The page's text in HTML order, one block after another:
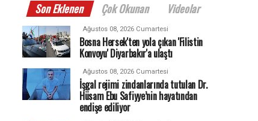
Son Eklenen Çok Okunan Videolar
Ağustos 08, 2026 Cumartesi
Bosna Hersek'ten yola çıkan 'Filistin
Konvoyu' Diyarbakır'a ulaştı
Ağustos 08, 2026 Cumartesi
İşgal rejimi zindanlarında tutulan Dr.
Hüsam Ebu Safiyye’nin hayatından
endişe ediliyor